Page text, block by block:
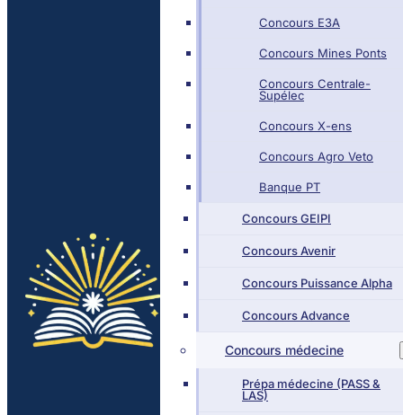
Concours E3A
Concours Mines Ponts
Concours Centrale-
Supélec
Concours X-ens
Concours Agro Veto
Banque PT
Concours GEIPI
Concours Avenir
Concours Puissance Alpha
Concours Advance
Concours médecine
Prépa médecine (PASS &
LAS)